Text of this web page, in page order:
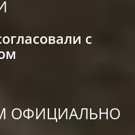
с
ОФИЦИАЛЬНО